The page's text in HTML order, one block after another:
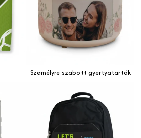
Személyre szabott gyertyatartók